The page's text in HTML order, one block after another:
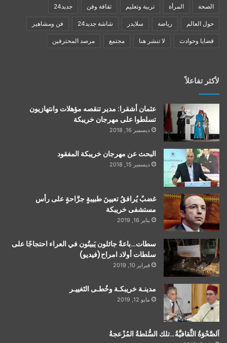
الصحة المرأة تربية وتعليم ثقافة وفن جديد24
حول العالم رياضة سلايدر شاشة جديد24 فن ومشاهير
قضايا وحوادث لا تنشر هنا مجتمع مرصد المحترفين
لأكثر تفاعلاً
عثمان أشقرا: مدير تنقصه مؤهلات وانتهازيون
تسلطوا على مهرجان خريبكة
ديسمبر 16, 2018
البحث عن مهرجان خريبكة المفقود
ديسمبر 15, 2018
غضبٌ يُرافقُ تعيينَ طبيبةٍ جرَّاحةٍ على رأس
مستشفى خريبكة
يناير 16, 2019
سطات…باعةٌ جائلون يَبيتُون في العراء احتجاجًا على
سلطات أولاد امراح(فيديو)
فبراير 10, 2019
مدينـة خريبكـة وخُطـى التَغييـر
مايو 12, 2019
اَلصَّحْوَةُ الثَّقافيَّةُ…تلك السُّلطةُ المُزْعجةُ